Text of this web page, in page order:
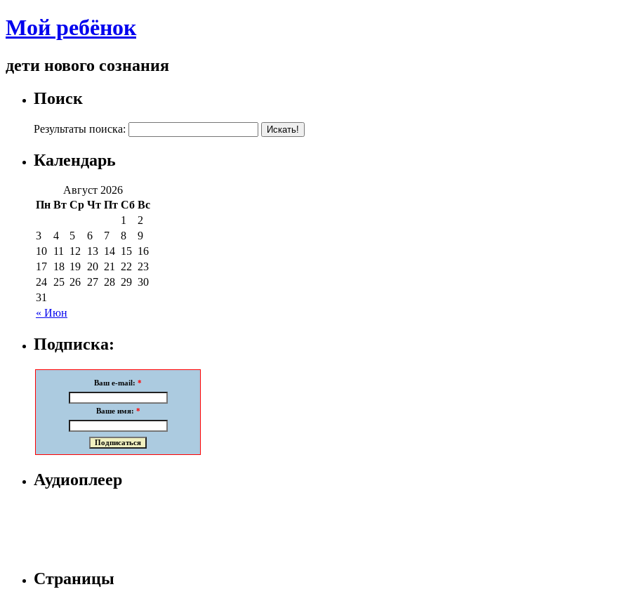
Мой ребёнок
дети нового сознания
Поиск
Результаты поиска:
Календарь
Август 2026
Пн Вт Ср Чт Пт Сб Вс
« Июн
1
2
3
4 5 6 7 8
9
10 11 12 13 14 15 16
17 18 19 20 21 22 23
24 25 26 27 28 29 30
31
Подписка:
Ваш e-mail: *
Ваше имя: *
Аудиоплеер
Страницы